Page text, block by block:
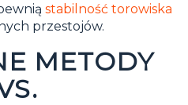
stabilność torowiska
przestojów.
METODY